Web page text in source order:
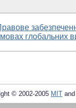
глобальних
© 2002-2005 MIT